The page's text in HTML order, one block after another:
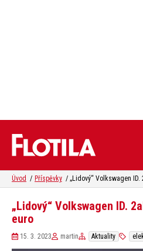
Úvod Příspěvky
„Lidový“ Volkswagen ID.
euro
15. 3. 2023 martin Aktuality